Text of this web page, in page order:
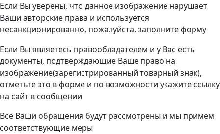
Если Вы уверены, что данное изображение нарушает
Ваши авторские права и используется
несанкционированно, пожалуйста, заполните форму
Если Вы являетесь правообладателем и у Вас есть
документы, подтверждающие Ваше право на
изображение(зарегистрированный товарный знак),
отметьте это в форме и по возможности укажите ссылку
на сайт в сообщении
Все Ваши обращения будут рассмотрены и мы примем
соответствующие меры